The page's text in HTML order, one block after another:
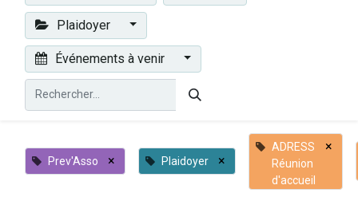
Plaidoyer
Événements à venir
Prev'Asso × Plaidoyer ×
ADRESS
Réunion
d'accueil
×